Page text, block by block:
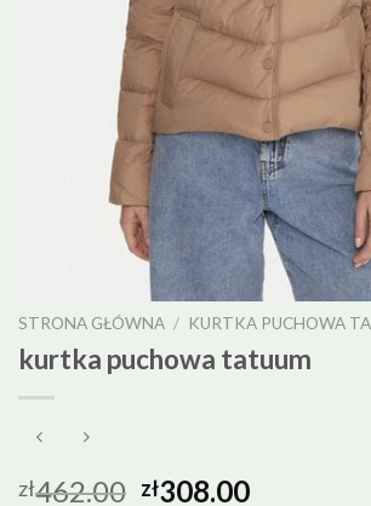
STRONA GŁÓWNA / KURTKA PUCHOWA
kurtka puchowa tatuum
zł462.00 zł308.00